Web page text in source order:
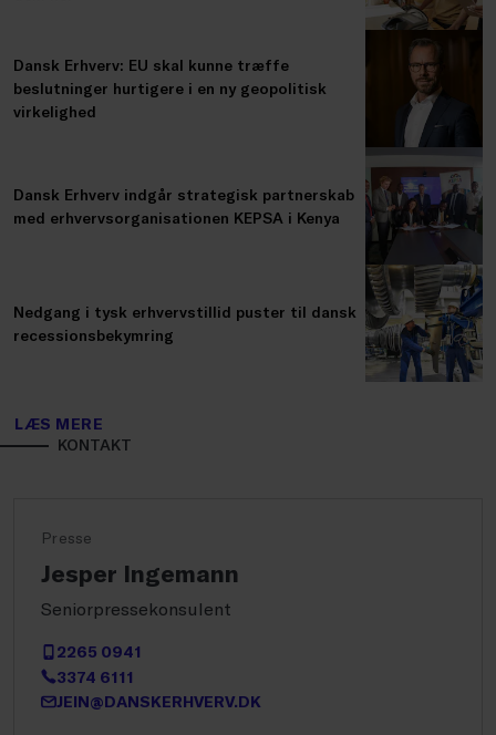
Dansk Erhverv: EU skal kunne træffe
beslutninger hurtigere i en ny geopolitisk
virkelighed
Dansk Erhverv indgår strategisk partnerskab
med erhvervsorganisationen KEPSA i Kenya
Nedgang i tysk erhvervstillid puster til dansk
recessionsbekymring
LÆS MERE
KONTAKT
Presse
Jesper Ingemann
Seniorpressekonsulent
2265 0941
3374 6111
JEIN@DANSKERHVERV.DK